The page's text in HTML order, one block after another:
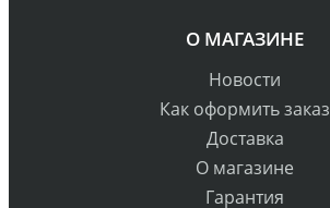
О МАГАЗИНЕ
Новости
Как оформить заказ
Доставка
О магазине
Гарантия